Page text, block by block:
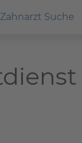
Zahnarzt Suche